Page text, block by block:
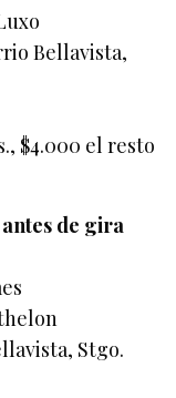
Bellavista,
$4.000 el resto
de gira
Stgo.